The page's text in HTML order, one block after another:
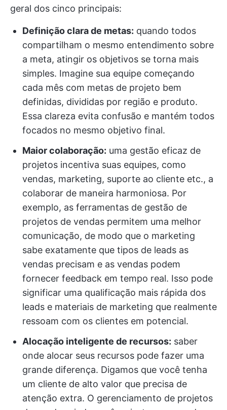
geral dos cinco principais:
Definição clara de metas: quando todos
compartilham o mesmo entendimento sobre
a meta, atingir os objetivos se torna mais
simples. Imagine sua equipe começando
cada mês com metas de projeto bem
definidas, divididas por região e produto.
Essa clareza evita confusão e mantém todos
focados no mesmo objetivo final.
Maior colaboração: uma gestão eficaz de
projetos incentiva suas equipes, como
vendas, marketing, suporte ao cliente etc., a
colaborar de maneira harmoniosa. Por
exemplo, as ferramentas de gestão de
projetos de vendas permitem uma melhor
comunicação, de modo que o marketing
sabe exatamente que tipos de leads as
vendas precisam e as vendas podem
fornecer feedback em tempo real. Isso pode
significar uma qualificação mais rápida dos
leads e materiais de marketing que realmente
ressoam com os clientes em potencial.
Alocação inteligente de recursos: saber
onde alocar seus recursos pode fazer uma
grande diferença. Digamos que você tenha
um cliente de alto valor que precisa de
atenção extra. O gerenciamento de projetos